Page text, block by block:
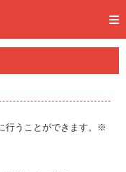
行うことができます。※